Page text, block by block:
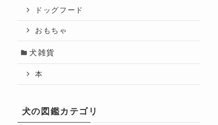
ドッグフード
おもちゃ
犬雑貨
本
犬の図鑑カテゴリ